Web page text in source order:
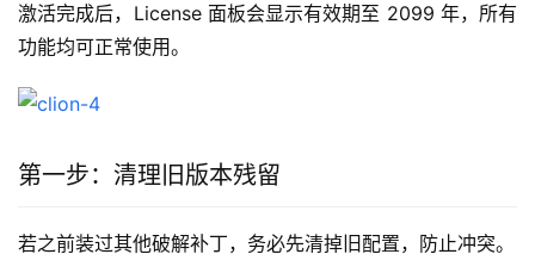
激活完成后，License 面板会显示有效期至 2099 年，所有
功能均可正常使用。
第一步：清理旧版本残留
若之前装过其他破解补丁，务必先清掉旧配置，防止冲突。